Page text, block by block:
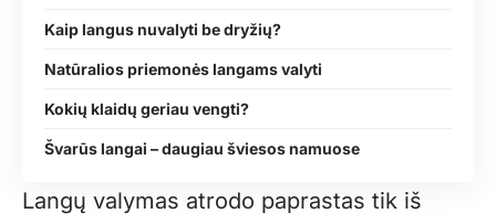
Kaip langus nuvalyti be dryžių?
Natūralios priemonės langams valyti
Kokių klaidų geriau vengti?
Švarūs langai – daugiau šviesos namuose
Langų valymas atrodo paprastas tik iš